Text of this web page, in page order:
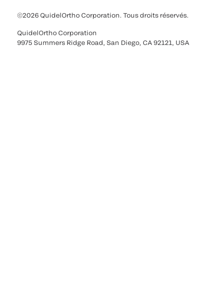
©2026 QuidelOrtho Corporation. Tous droits réservés.
QuidelOrtho Corporation
9975 Summers Ridge Road, San Diego, CA 92121, USA